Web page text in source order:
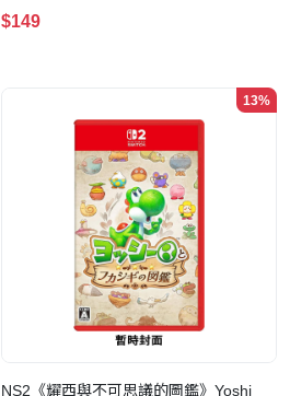
$149
13%
NS2《耀西與不可思議的圖鑑》Yoshi